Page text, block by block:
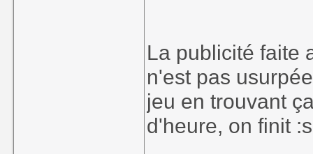
La publicité faite
n'est pas
jeu en trouvant
d'heure, on finit